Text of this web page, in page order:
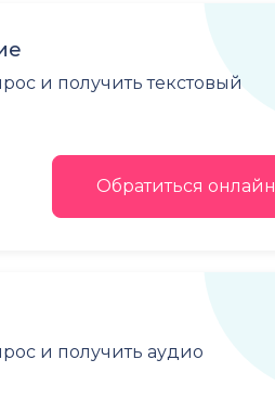
и получить текстовый
Обратиться онлайн
и получить аудио